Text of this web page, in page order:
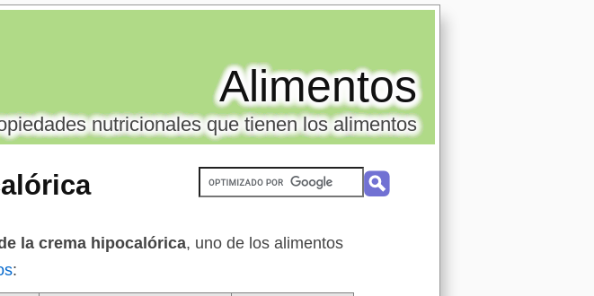
Alimentos
nutricionales que tienen los alimentos
la crema hipocalórica, uno de los alimentos
: